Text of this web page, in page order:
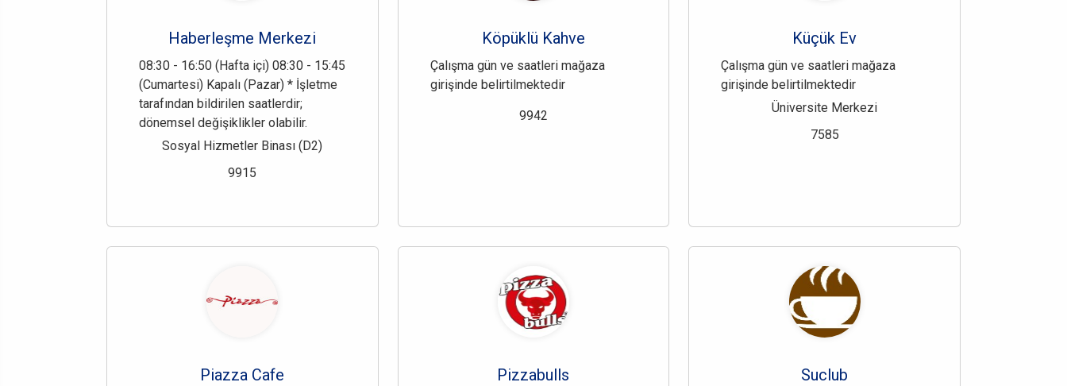
Haberleşme Merkezi
08:30 - 16:50 (Hafta içi) 08:30 - 15:45
(Cumartesi) Kapalı (Pazar) * İşletme
tarafından bildirilen saatlerdir;
dönemsel değişiklikler olabilir.
Sosyal Hizmetler Binası (D2)
9915
Köpüklü Kahve
Çalışma gün ve saatleri mağaza
girişinde belirtilmektedir
9942
Küçük Ev
Çalışma gün ve saatleri mağaza
girişinde belirtilmektedir
Üniversite Merkezi
7585
Piazza Cafe Pizzabulls Suclub